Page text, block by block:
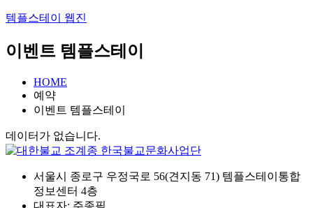
템플스테이 웹진
이벤트 템플스테이
HOME
예약
이벤트 템플스테이
데이터가 없습니다.
서울시 종로구 우정국로 56(견지동 71) 템플스테이통합
정보센터 4층
대표자: 주종필